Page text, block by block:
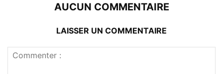
AUCUN COMMENTAIRE
LAISSER UN COMMENTAIRE